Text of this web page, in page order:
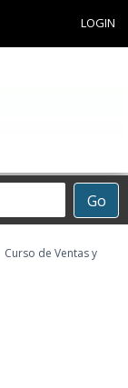
LOGIN
Go
Curso de Ventas y